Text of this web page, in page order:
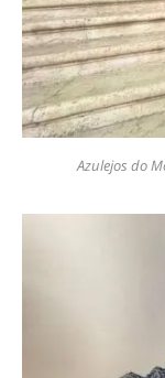
Azulejos do